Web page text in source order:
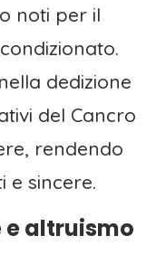
noti per il
dedizione
del Cancro
rendendo
e sincere.
e altruismo